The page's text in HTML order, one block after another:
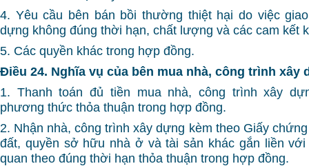
4. Yêu cầu bên bán bồi thường thiệt hại do việc
dựng không đúng thời hạn, chất lượng và các cam kết
5. Các quyền khác trong hợp đồng.
Điều 24. Nghĩa vụ của bên mua nhà, công trình xây
1. Thanh toán đủ tiền mua nhà, công trình xây
phương thức thỏa thuận trong hợp đồng.
2. Nhận nhà, công trình xây dựng kèm theo Giấy
đất, quyền sở hữu nhà ở và tài sản khác gắn liền
quan theo đúng thời hạn thỏa thuận trong hợp đồng.